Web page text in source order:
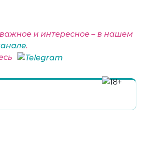
и интересное – в нашем
.